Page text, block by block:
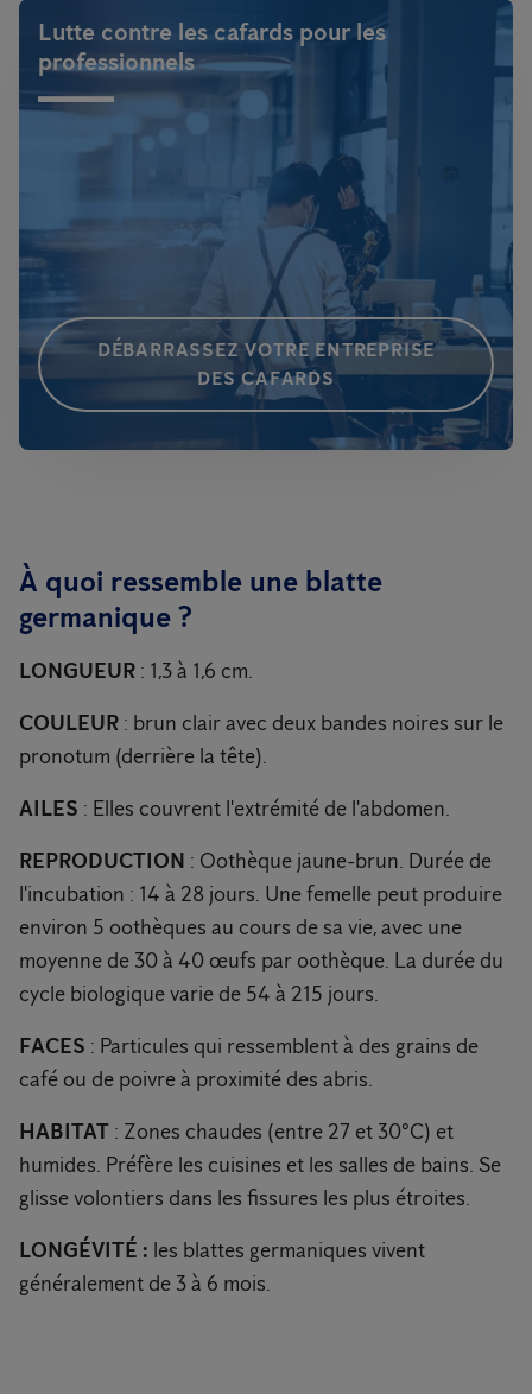
Lutte contre les cafards pour les
professionnels
DÉBARRASSEZ VOTRE ENTREPRISE
DES CAFARDS
À quoi ressemble une blatte
germanique ?
LONGUEUR : 1,3 à 1,6 cm.
COULEUR : brun clair avec deux bandes noires sur le
pronotum (derrière la tête).
AILES : Elles couvrent l'extrémité de l'abdomen.
REPRODUCTION : Oothèque jaune-brun. Durée de
l'incubation : 14 à 28 jours. Une femelle peut produire
environ 5 oothèques au cours de sa vie, avec une
moyenne de 30 à 40 œufs par oothèque. La durée du
cycle biologique varie de 54 à 215 jours.
FACES : Particules qui ressemblent à des grains de
café ou de poivre à proximité des abris.
HABITAT : Zones chaudes (entre 27 et 30°C) et
humides. Préfère les cuisines et les salles de bains. Se
glisse volontiers dans les fissures les plus étroites.
LONGÉVITÉ : les blattes germaniques vivent
généralement de 3 à 6 mois.